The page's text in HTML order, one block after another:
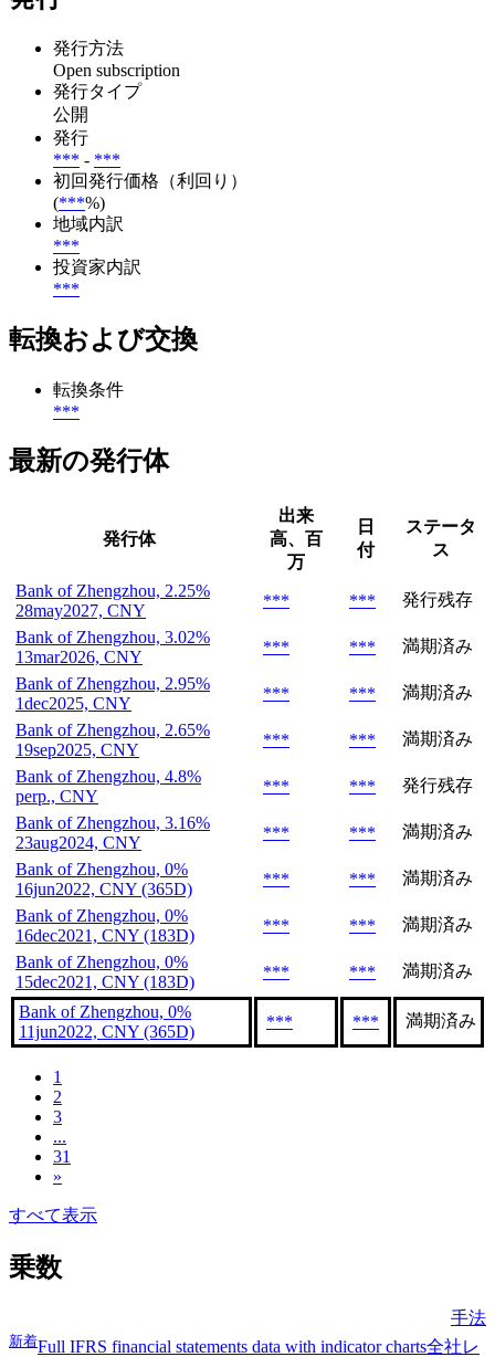
発行方法
Open subscription
発行タイプ
公開
発行
*** - ***
初回発行価格（利回り）
(***%)
地域内訳
***
投資家内訳
***
転換および交換
転換条件
***
最新の発行体
発行体
出来
高、百
万
日
付
ステータ
ス
Bank of Zhengzhou, 2.25%
28may2027, CNY
*** ***
発行残存
Bank of Zhengzhou, 3.02%
13mar2026, CNY
*** ***
満期済み
Bank of Zhengzhou, 2.95%
1dec2025, CNY
*** ***
満期済み
Bank of Zhengzhou, 2.65%
19sep2025, CNY
*** ***
満期済み
Bank of Zhengzhou, 4.8%
perp., CNY
*** ***
発行残存
Bank of Zhengzhou, 3.16%
23aug2024, CNY
*** ***
満期済み
Bank of Zhengzhou, 0%
16jun2022, CNY (365D)
*** ***
満期済み
Bank of Zhengzhou, 0%
16dec2021, CNY (183D)
*** ***
満期済み
Bank of Zhengzhou, 0%
15dec2021, CNY (183D)
*** *** 満期済み
Bank of Zhengzhou, 0%
11jun2022, CNY (365D)
*** *** 満期済み
1
2
3
...
31
»
すべて表示
乗数
手法
新着Full IFRS financial statements data with indicator charts全社レ